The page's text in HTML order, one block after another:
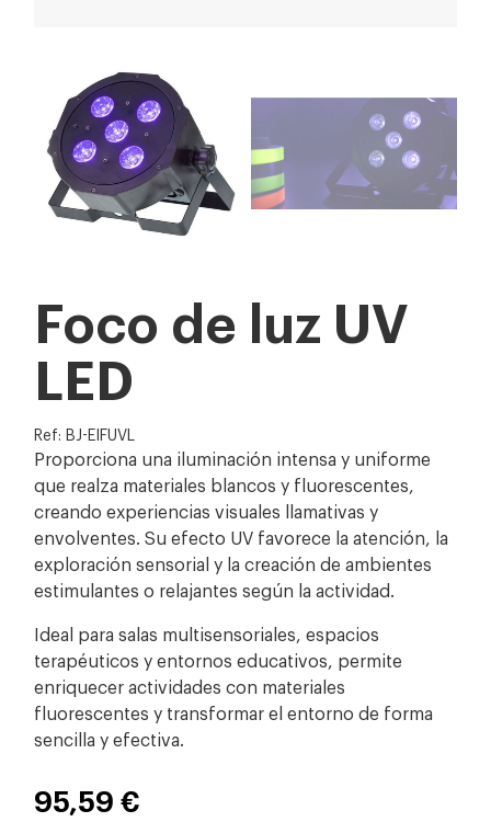
Foco de luz UV
LED
Ref: BJ-EIFUVL
Proporciona una iluminación intensa y uniforme
que realza materiales blancos y fluorescentes,
creando experiencias visuales llamativas y
envolventes. Su efecto UV favorece la atención, la
exploración sensorial y la creación de ambientes
estimulantes o relajantes según la actividad.
Ideal para salas multisensoriales, espacios
terapéuticos y entornos educativos, permite
enriquecer actividades con materiales
fluorescentes y transformar el entorno de forma
sencilla y efectiva.
95,59 €